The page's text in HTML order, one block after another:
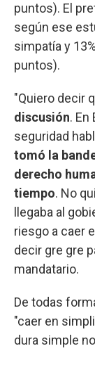
puntos). El
según ese
simpatía y
puntos).
"Quiero decir
discusión. En
seguridad
tomó la
derecho
tiempo. No
llegaba al
riesgo a caer
decir gre gre
mandatario.
De todas
"caer en
dura simple